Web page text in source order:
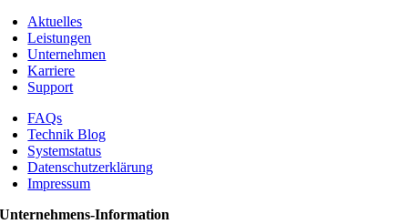
Aktuelles
Leistungen
Unternehmen
Karriere
Support
FAQs
Technik Blog
Systemstatus
Datenschutzerklärung
Impressum
Unternehmens-Information